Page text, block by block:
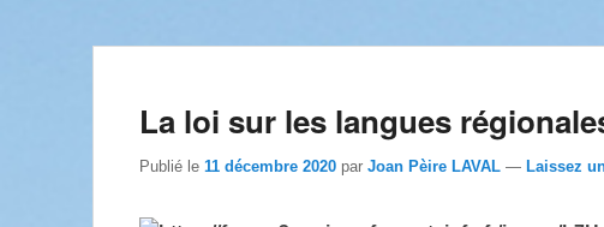
La loi sur les langues
Publié le 11 décembre 2020 par Joan Pèire LAVAL — Laissez